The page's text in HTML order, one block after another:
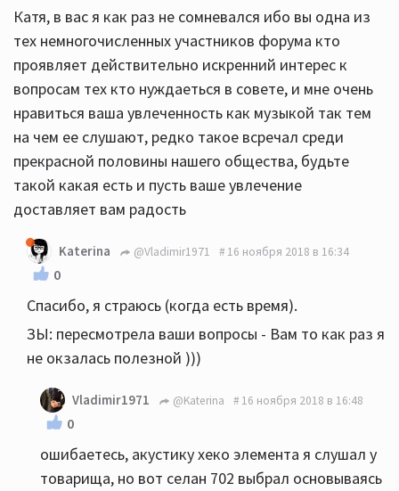
Катя, в вас я как раз не сомневался ибо вы одна из
тех немногочисленных участников форума кто
проявляет действительно искренний интерес к
вопросам тех кто нуждаеться в совете, и мне очень
нравиться ваша увлеченность как музыкой так тем
на чем ее слушают, редко такое всречал среди
прекрасной половины нашего общества, будьте
такой какая есть и пусть ваше увлечение
доставляет вам радость
Katerina @Vladimir1971 16 ноября 2018 в 16:34
0
Спасибо, я страюсь (когда есть время).
ЗЫ: пересмотрела ваши вопросы - Вам то как раз я
не окзалась полезной )))
Vladimir1971 @Katerina 16 ноября 2018 в 16:48
0
ошибаетесь, акустику хеко элемента я слушал у
товарища, но вот селан 702 выбрал основываясь